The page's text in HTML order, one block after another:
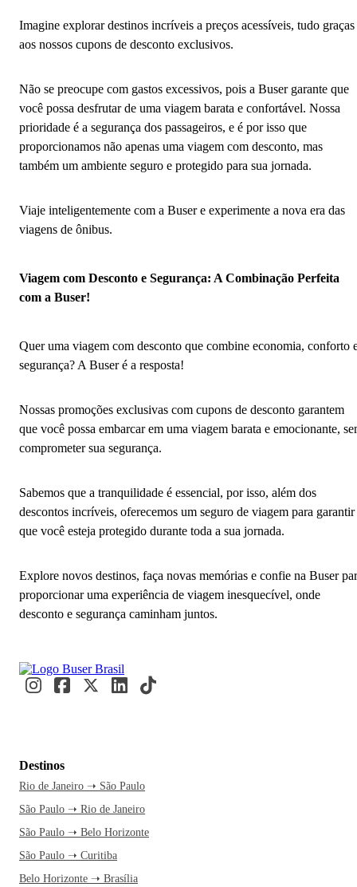
Imagine explorar destinos incríveis a preços acessíveis, tudo graças
aos nossos cupons de desconto exclusivos.
Não se preocupe com gastos excessivos, pois a Buser garante que
você possa desfrutar de uma viagem barata e confortável. Nossa
prioridade é a segurança dos passageiros, e é por isso que
proporcionamos não apenas uma viagem com desconto, mas
também um ambiente seguro e protegido para sua jornada.
Viaje inteligentemente com a Buser e experimente a nova era das
viagens de ônibus.
Viagem com Desconto e Segurança: A Combinação Perfeita
com a Buser!
Quer uma viagem com desconto que combine economia, conforto
segurança? A Buser é a resposta!
Nossas promoções exclusivas com cupons de desconto garantem
que você possa embarcar em uma viagem barata e emocionante,
comprometer sua segurança.
Sabemos que a tranquilidade é essencial, por isso, além dos
descontos incríveis, oferecemos um seguro de viagem para garantir
que você esteja protegido durante toda a sua jornada.
Explore novos destinos, faça novas memórias e confie na Buser
proporcionar uma experiência de viagem inesquecível, onde
desconto e segurança caminham juntos.
Destinos
Rio de Janeiro ➝ São Paulo
São Paulo ➝ Rio de Janeiro
São Paulo ➝ Belo Horizonte
São Paulo ➝ Curitiba
Belo Horizonte ➝ Brasília